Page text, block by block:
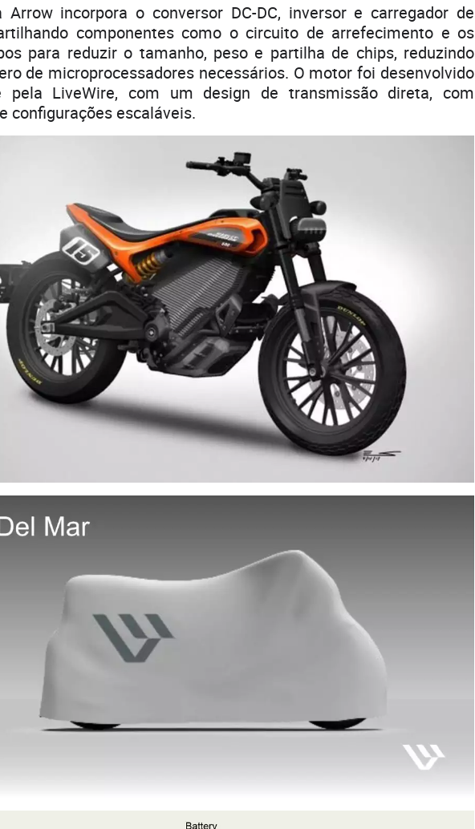
Arrow incorpora o conversor DC-DC, inversor e carregador de
componentes como o circuito de arrefecimento e os
para reduzir o tamanho, peso e partilha de chips, reduzindo
de microprocessadores necessários. O motor foi desenvolvido
pela LiveWire, com um design de transmissão direta, com
configurações escaláveis.